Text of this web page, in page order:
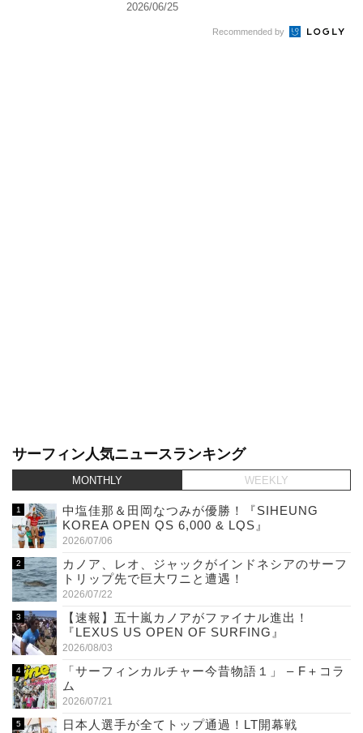
2026/06/25
Recommended by
サーフィン人気ニュースランキング
MONTHLY WEEKLY
中塩佳那＆田岡なつみが優勝！『SIHEUNG
KOREA OPEN QS 6,000 & LQS』
2026/07/06
カノア、レオ、ジャックがインドネシアのサーフ
トリップ先で巨大ワニと遭遇！
2026/07/22
【速報】五十嵐カノアがファイナル進出！
『LEXUS US OPEN OF SURFING』
2026/08/03
「サーフィンカルチャー今昔物語１」 – F＋コラ
ム
2026/07/21
日本人選手が全てトップ通過！LT開幕戦